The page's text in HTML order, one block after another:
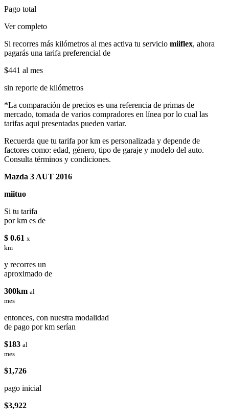
Pago total
Ver completo
Si recorres más kilómetros al mes activa tu servicio miiflex, ahora
pagarás una tarifa preferencial de
$441 al mes
sin reporte de kilómetros
*La comparación de precios es una referencia de primas de
mercado, tomada de varios compradores en línea por lo cual las
tarifas aqui presentadas pueden variar.
Recuerda que tu tarifa por km es personalizada y depende de
factores como: edad, género, tipo de garaje y modelo del auto.
Consulta términos y condiciones.
Mazda 3 AUT 2016
miituo
Si tu tarifa
por km es de
$ 0.61 x
km
y recorres un
aproximado de
300km al
mes
entonces, con nuestra modalidad
de pago por km serían
$183 al
mes
$1,726
pago inicial
$3,922